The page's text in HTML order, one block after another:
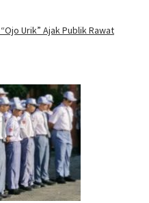
Urik” Ajak Publik Rawat